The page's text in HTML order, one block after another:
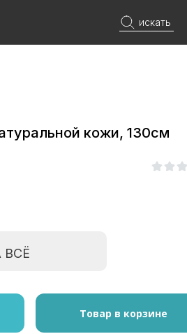
искать
кожи, 130см
ВСЁ
Товар в корзине